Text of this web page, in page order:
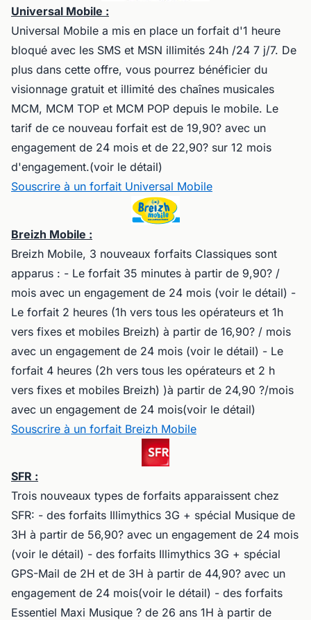
Universal Mobile :
Universal Mobile a mis en place un forfait d'1 heure
bloqué avec les SMS et MSN illimités 24h /24 7 j/7. De
plus dans cette offre, vous pourrez bénéficier du
visionnage gratuit et illimité des chaînes musicales
MCM, MCM TOP et MCM POP depuis le mobile. Le
tarif de ce nouveau forfait est de 19,90? avec un
engagement de 24 mois et de 22,90? sur 12 mois
d'engagement.(voir le détail)
Souscrire à un forfait Universal Mobile
Breizh Mobile :
Breizh Mobile, 3 nouveaux forfaits Classiques sont
apparus : - Le forfait 35 minutes à partir de 9,90? /
mois avec un engagement de 24 mois (voir le détail) -
Le forfait 2 heures (1h vers tous les opérateurs et 1h
vers fixes et mobiles Breizh) à partir de 16,90? / mois
avec un engagement de 24 mois (voir le détail) - Le
forfait 4 heures (2h vers tous les opérateurs et 2 h
vers fixes et mobiles Breizh) )à partir de 24,90 ?/mois
avec un engagement de 24 mois(voir le détail)
Souscrire à un forfait Breizh Mobile
SFR :
Trois nouveaux types de forfaits apparaissent chez
SFR: - des forfaits Illimythics 3G + spécial Musique de
3H à partir de 56,90? avec un engagement de 24 mois
(voir le détail) - des forfaits Illimythics 3G + spécial
GPS-Mail de 2H et de 3H à partir de 44,90? avec un
engagement de 24 mois(voir le détail) - des forfaits
Essentiel Maxi Musique ? de 26 ans 1H à partir de